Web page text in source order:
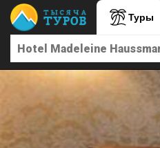
Туры
Главная
Туры в Турцию
Туры в Египет
Туры в ОАЭ